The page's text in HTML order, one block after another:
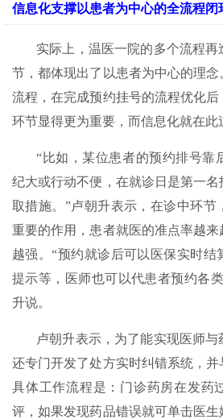
信息化支撑以患者为中心的全流程闭
实际上，温医一院的多个流程
节，都体现出了以患者为中心的理
流程，在完成预约挂号的流程优化
环节显得更为重要，而信息化就在此
“比如，某位患者的预约排号靠
纪大或行动不便，在就诊日是第一
取措施。”卢朝升表示，在诊中环节
重要的作用，患者就医的准点率越
越强。“预约就诊后可以医保实时结
提示等，医师也可以代患者预约各
升说。
卢朝升表示，为了能实现医师
还专门开发了处方实时纠错系统，并
具体工作流程是：门诊药房在发药
评，如果发现药品错误就可单击医